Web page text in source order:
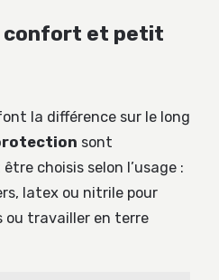
confort et petit
la différence sur le long
sont
choisis selon l’usage :
latex ou nitrile pour
ou travailler en terre